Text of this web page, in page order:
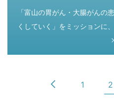
つぎのペー
「富山の胃がん・大腸がんの
くしていく」をミッションに
1 2